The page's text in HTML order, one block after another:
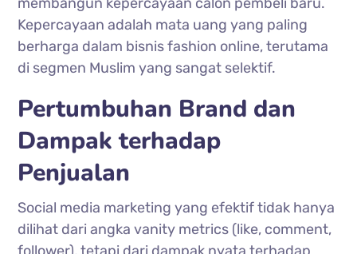
Kepercayaan adalah mata uang yang paling
berharga dalam bisnis fashion online, terutama
di segmen Muslim yang sangat selektif.
Pertumbuhan Brand dan
Dampak terhadap
Penjualan
Social media marketing yang efektif tidak hanya
dilihat dari angka vanity metrics (like, comment,